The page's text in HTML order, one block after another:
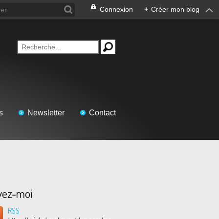
Connexion + Créer mon blog
Newsletter Contact
moi
RSS